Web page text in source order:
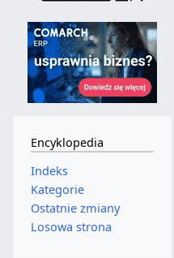
Encyklopedia
Indeks
Kategorie
Ostatnie zmiany
Losowa strona